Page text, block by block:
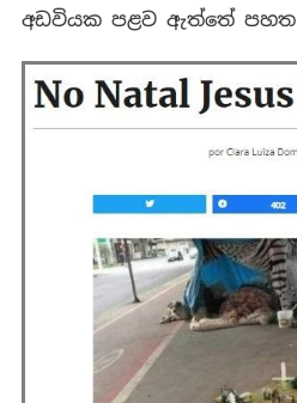
අඩවියක පළව ඇත්තේ පහත